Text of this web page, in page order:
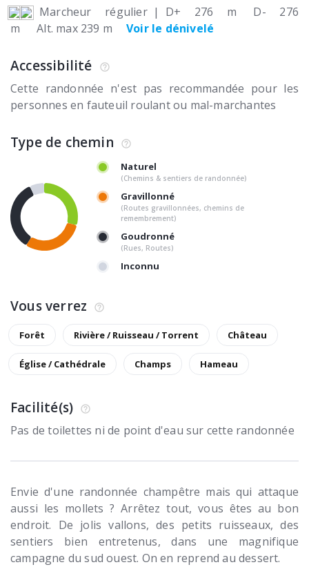
Marcheur régulier | D+ 276 m
D- 276
m
Alt. max 239 m Voir le dénivelé
Accessibilité
Cette randonnée n'est pas recommandée pour les
personnes en fauteuil roulant ou mal-marchantes
Type de chemin
Naturel
(Chemins & sentiers de randonnée)
Gravillonné
(Routes gravillonnées, chemins de
remembrement)
Goudronné
(Rues, Routes)
Inconnu
Vous verrez
Forêt Rivière / Ruisseau / Torrent Château
Église / Cathédrale Champs Hameau
Facilité(s)
Pas de toilettes ni de point d'eau sur cette randonnée
Envie d'une randonnée champêtre mais qui attaque
aussi les mollets ? Arrêtez tout, vous êtes au bon
endroit. De jolis vallons, des petits ruisseaux, des
sentiers bien entretenus, dans une magnifique
campagne du sud ouest. On en reprend au dessert.